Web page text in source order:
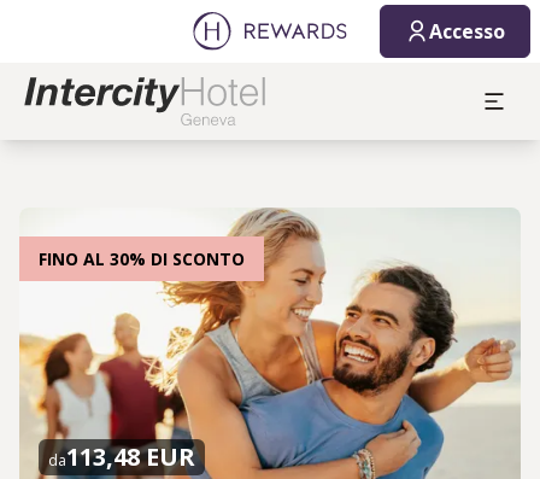
Accesso
FINO AL 30% DI SCONTO
da113,48 EUR